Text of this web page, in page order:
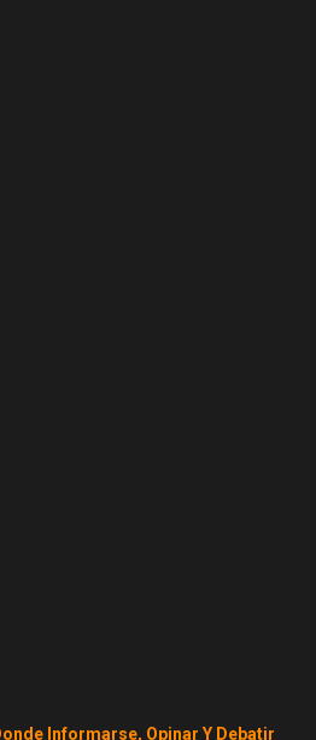
Informarse, Opinar Y Debatir